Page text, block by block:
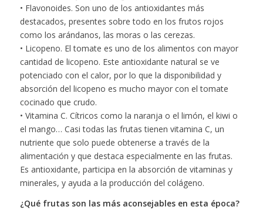
• Flavonoides. Son uno de los antioxidantes más
destacados, presentes sobre todo en los frutos rojos
como los arándanos, las moras o las cerezas.
• Licopeno. El tomate es uno de los alimentos con mayor
cantidad de licopeno. Este antioxidante natural se ve
potenciado con el calor, por lo que la disponibilidad y
absorción del licopeno es mucho mayor con el tomate
cocinado que crudo.
• Vitamina C. Cítricos como la naranja o el limón, el kiwi o
el mango… Casi todas las frutas tienen vitamina C, un
nutriente que solo puede obtenerse a través de la
alimentación y que destaca especialmente en las frutas.
Es antioxidante, participa en la absorción de vitaminas y
minerales, y ayuda a la producción del colágeno.
¿Qué frutas son las más aconsejables en esta época?